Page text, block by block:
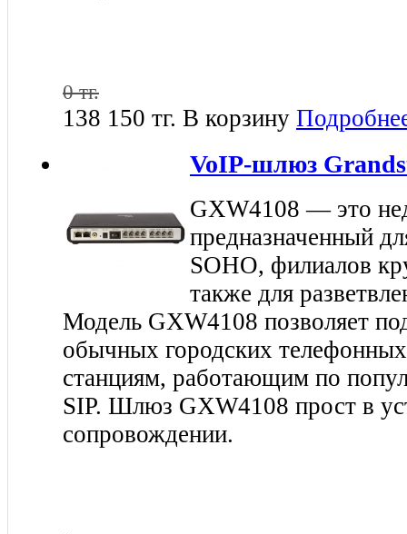
0 тг.
138 150 тг. В корзину
VoIP-шлюз
GXW4108 — это
предназначенный
SOHO, филиалов
также для
Модель GXW4108 позволяет
обычных городских
станциям, работающим по
SIP. Шлюз GXW4108 прост в
сопровождении.